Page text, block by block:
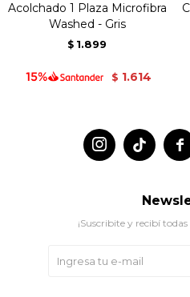
Acolchado 1 Plaza Microfibra
Washed - Gris
$ 1.899
$ 1.614


¡Suscribite y recibí